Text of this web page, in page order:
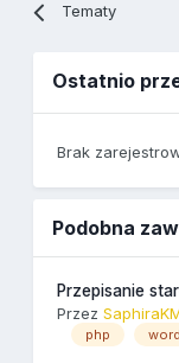
Tematy
Ostatnio
Brak
Podobna
Przepisanie
Przez
php